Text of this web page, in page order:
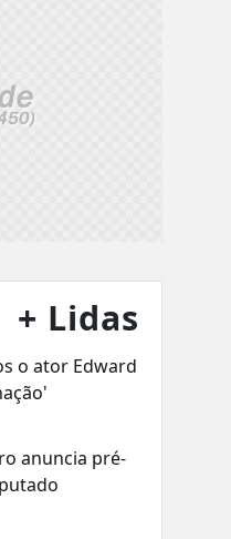
+ Lidas
o ator Edward
anuncia pré-